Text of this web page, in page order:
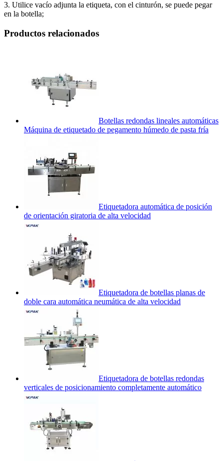
3. Utilice vacío adjunta la etiqueta, con el cinturón, se puede pegar
en la botella;
Productos relacionados
Botellas redondas lineales automáticas
Máquina de etiquetado de pegamento húmedo de pasta fría
Etiquetadora automática de posición
de orientación giratoria de alta velocidad
Etiquetadora de botellas planas de
doble cara automática neumática de alta velocidad
Etiquetadora de botellas redondas
verticales de posicionamiento completamente automático